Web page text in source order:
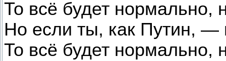
То всё будет нормально,
Но если ты, как Путин, —
То всё будет нормально,